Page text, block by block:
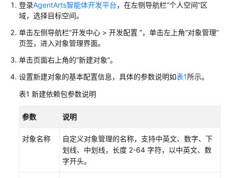
计
费
说
明
用
户
南
AgentArts
型
登录AgentArts智能体开发平台，在左侧导航栏“个人空间”区
域，选择目标空间。
单击左侧导航栏“开发中心 > 开发配置 ”，单击左上角“对象管理”
页签，进入对象管理界面。
单击页面右 上角的“新建对象”。
设置新建对象的基本配置信息，具体的参数说明如表1所示。
表1 新建依赖包参数说明
参数 说明
对象名称
自定义对象管理的名称，支持中英文、数字、下
划线、中划线，长度 2-64 字符，以中英文、数
字开头。